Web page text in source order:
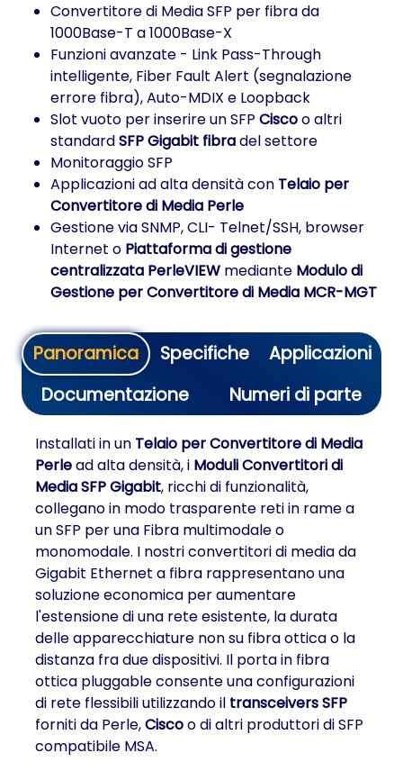
Convertitore di Media SFP per fibra da
1000Base-T a 1000Base-X
Funzioni avanzate - Link Pass-Through
intelligente, Fiber Fault Alert (segnalazione
errore fibra), Auto-MDIX e Loopback
Slot vuoto per inserire un SFP Ciscoo altri
standardSFP Gigabit fibradel settore
Monitoraggio SFP
Applicazioni ad alta densità con Telaio per
Convertitore di Media Perle
Gestione via SNMP, CLI- Telnet/SSH, browser
Internet o Piattaforma di gestione
centralizzata PerleVIEW mediante Modulo di
Gestione per Convertitore di Media MCR-MGT
Panoramica Specifiche
Applicazioni
Documentazione
Numeri di parte
Installati in un Telaio per Convertitore di Media
Perlead alta densità, i Moduli Convertitori di
Media SFP Gigabit, ricchi di funzionalità,
collegano in modo trasparente reti in rame a
un SFP per una Fibra multimodale o
monomodale. I nostri convertitori di media da
Gigabit Ethernet a fibra rappresentano una
soluzione economica per aumentare
l'estensione di una rete esistente, la durata
delle apparecchiature non su fibra ottica o la
distanza fra due dispositivi. Il porta in fibra
ottica pluggable consente una configurazioni
di rete flessibili utilizzando il transceivers SFP
forniti da Perle,Ciscoo di altri produttori di SFP
compatibile MSA.